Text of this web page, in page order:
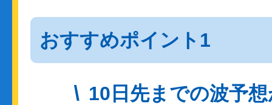
おすすめポイント1
10日先までの波予